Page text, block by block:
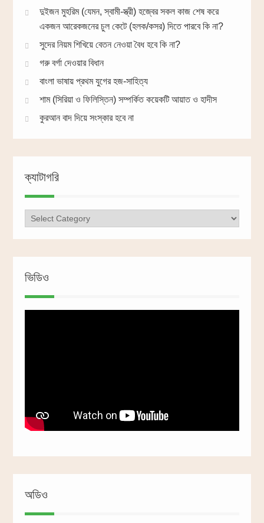
দুইজন মুহরিম (যেমন, স্বামী-স্ত্রী) হজ্বের সকল কাজ শেষ করে
একজন আরেকজনের চুল কেটে (হলক/কসর) দিতে পারবে কি না?
সুদের নিয়ম শিখিয়ে বেতন নেওয়া বৈধ হবে কি না?
গরু বর্গা দেওয়ার বিধান
বাংলা ভাষায় প্রথম যুগের হজ-সাহিত্য
শাম (সিরিয়া ও ফিলিস্তিন) সম্পর্কিত কয়েকটি আয়াত ও হাদীস
কুরআন বাদ দিয়ে সংস্কার হবে না
ক্যাটাগরি
ক্যাটাগরি
ভিডিও
অডিও